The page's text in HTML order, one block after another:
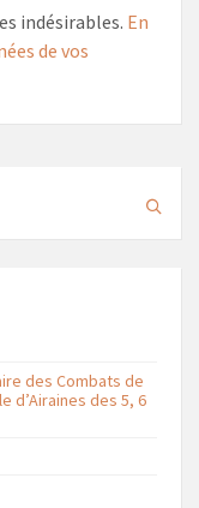
indésirables. En
de vos
des Combats de
d’Airaines des 5, 6